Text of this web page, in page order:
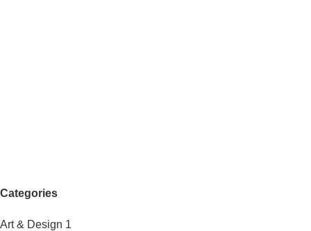
Categories
Art & Design 1